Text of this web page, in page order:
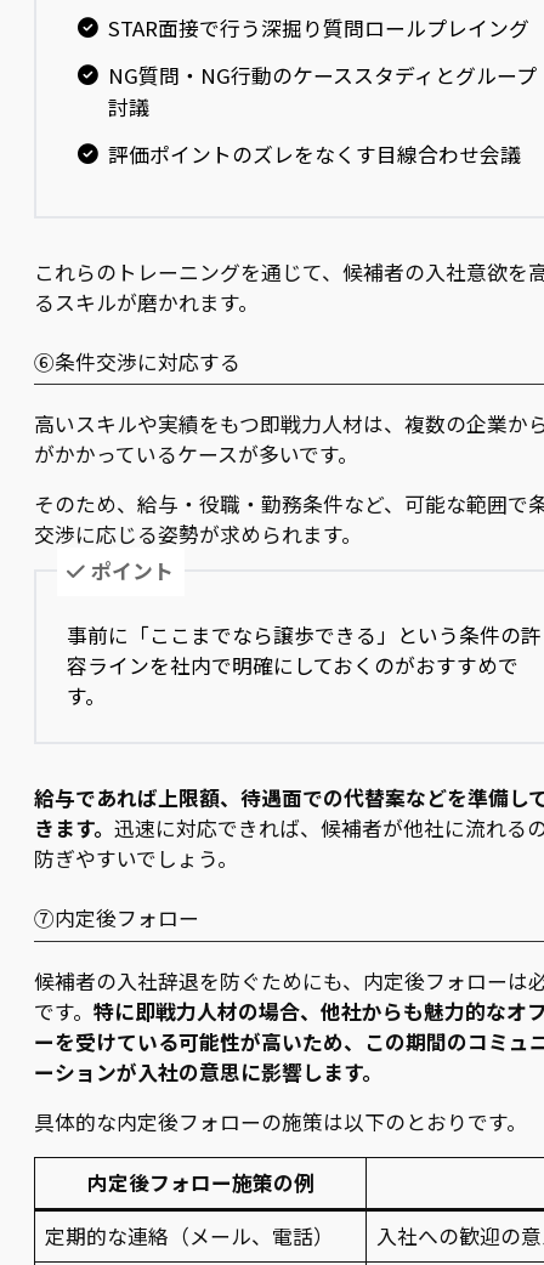
STAR面接で行う深掘り質問ロールプレイング
NG質問・NG行動のケーススタディとグループ
討議
評価ポイントのズレをなくす目線合わせ会議
これらのトレーニングを通じて、候補者の入社意欲を
るスキルが磨かれます。
⑥条件交渉に対応する
高いスキルや実績をもつ即戦力人材は、複数の企業か
がかかっているケースが多いです。
そのため、給与・役職・勤務条件など、可能な範囲で
交渉に応じる姿勢が求められます。
ポイント
事前に「ここまでなら譲歩できる」という条件の許
容ラインを社内で明確にしておくのがおすすめで
す。
給与であれば上限額、待遇面での代替案などを準備し
きます。 迅速に対応できれば、候補者が他社に流れる
防ぎやすいでしょう。
⑦内定後フォロー
候補者の入社辞退を防ぐためにも、内定後フォローは
です。 特に即戦力人材の場合、他社からも魅力的なオ
ーを受けている可能性が高いため、この期間のコミュ
ーションが入社の意思に影響します。
具体的な内定後フォローの施策は以下のとおりです。
内定後フォロー施策の例
定期的な連絡（メール、電話）
入社への歓迎の